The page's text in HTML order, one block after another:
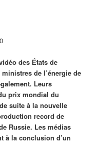
des États de
de l’énergie de
Leurs
prix mondial du
suite à la nouvelle
record de
Russie. Les médias
à la conclusion d’un